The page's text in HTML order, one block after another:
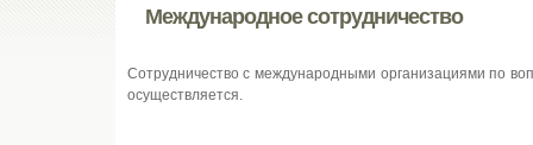
Международное сотрудничество
Cотрудничество с международными организациями по
осуществляется.